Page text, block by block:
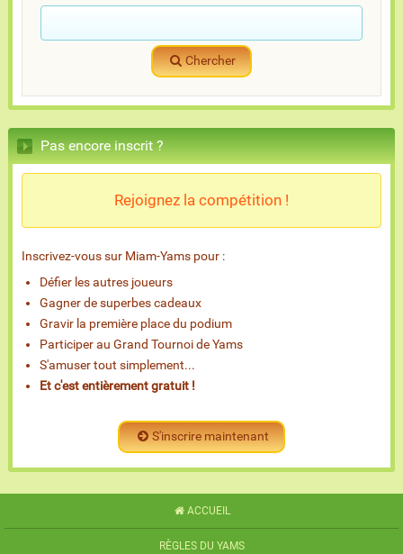
Chercher
Pas encore inscrit ?
Rejoignez la compétition !
Inscrivez-vous sur Miam-Yams pour :
Défier les autres joueurs
Gagner de superbes cadeaux
Gravir la première place du podium
Participer au Grand Tournoi de Yams
S'amuser tout simplement...
Et c'est entièrement gratuit !
S'inscrire maintenant
ACCUEIL
RÈGLES DU YAMS